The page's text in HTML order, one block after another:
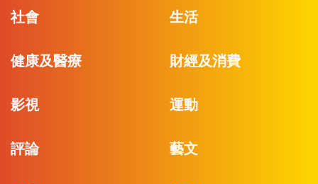
社會 生活
健康及醫療 財經及消費
影視 運動
評論 藝文